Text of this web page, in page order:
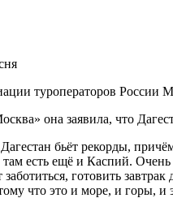
туроператоров России
она заявила, что
бьёт рекорды,
там есть ещё и Каспий.
заботиться, готовить
что это и море, и горы, и